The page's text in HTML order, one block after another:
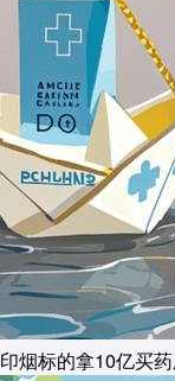
印烟标的拿10亿买